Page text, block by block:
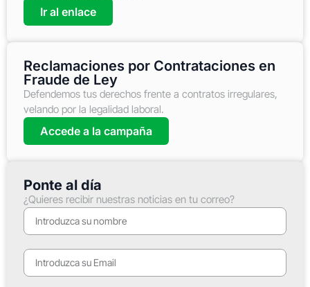
Ir al enlace
Reclamaciones por Contrataciones en
Fraude de Ley
Defendemos tus derechos frente a contratos irregulares,
velando por la legalidad laboral.
Accede a la campaña
Ponte al día
¿Quieres recibir nuestras noticias en tu correo?